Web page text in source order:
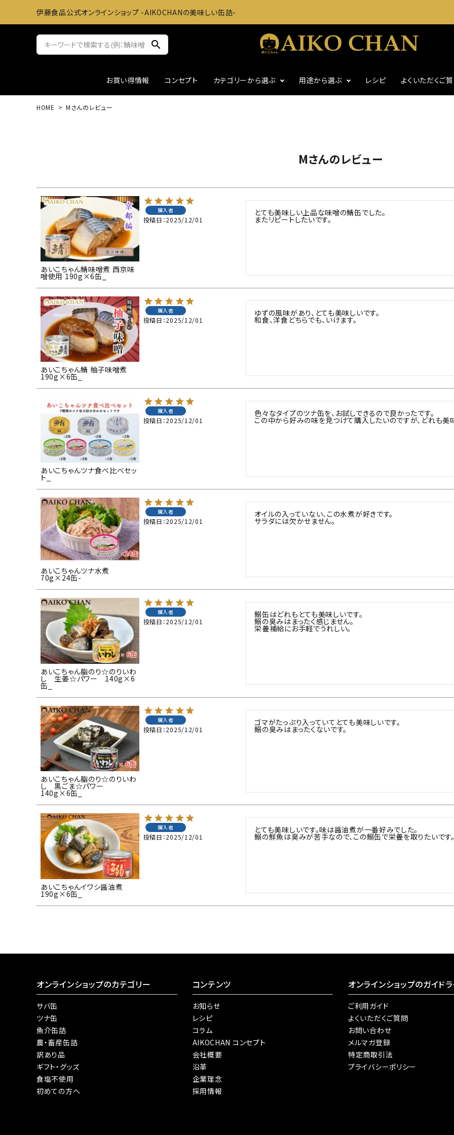
伊藤食品公式オンラインショップ -AIKOCHANの美味しい缶詰-
search
お買い得情報 コンセプト カテゴリーから選ぶ
食塩不使用
用途から選ぶ レシピ よくいただくご
HOME Mさんのレビュー
Mさんのレビュー
あいこちゃん鯖味噌煮 西京味
噌使用 190g×6缶_
購入者
投稿日 2025/12/01
とても美味しい上品な味噌の鯖缶でした。
またリピートしたいです。
あいこちゃん鯖 柚子味噌煮
190g×6缶_
購入者
投稿日 2025/12/01
ゆずの風味があり、とても美味しいです。
和食、洋食どちらでも、いけます。
あいこちゃんツナ食べ比べセッ
ト_
購入者
投稿日 2025/12/01
色々なタイプのツナ缶を、お試しできるので良かったです。
この中から好みの味を見つけて購入したいのですが、どれも美味
あいこちゃんツナ水煮
70g×24缶-
購入者
投稿日 2025/12/01
オイルの入っていない、この水煮が好きです。
サラダには欠かせません。
あいこちゃん脂のり☆のりいわ
し 生姜☆パワー 140g×6
缶_
購入者
投稿日 2025/12/01
鰯缶はどれもとても美味しいです。
鰯の臭みはまったく感じません。
栄養補給にお手軽でうれしい。
あいこちゃん脂のり☆のりいわ
し 黒ごま☆パワー
140g×6缶_
購入者
投稿日 2025/12/01
ゴマがたっぷり入っていてとても美味しいです。
鰯の臭みはまったくないです。
あいこちゃんイワシ醤油煮
190g×6缶_
購入者
投稿日 2025/12/01
とても美味しいです。味は醤油煮が一番好みでした。
鰯の鮮魚は臭みが苦手なので、この鰯缶で栄養を取りたいです
オンラインショップのカテゴリー
サバ缶
ツナ缶
魚介缶詰
農・畜産缶詰
訳あり品
ギフト・グッズ
食塩不使用
初めての方へ
コンテンツ
お知らせ
レシピ
コラム
AIKOCHAN コンセプト
会社概要
沿革
企業理念
採用情報
オンラインショップのガイド
ご利用ガイド
よくいただくご質問
お問い合わせ
メルマガ登録
特定商取引法
プライバシーポリシー